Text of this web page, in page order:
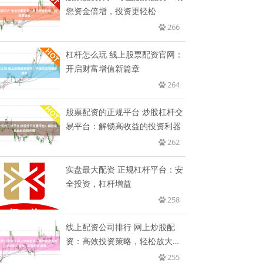
您资金倍增，投资更轻松
266
杠杆怎么玩 线上股票配资官网：
开启财富增值新篇章
264
股票配资的正规平台 炒股杠杆交
易平台：解锁高收益的投资利器
262
实盘最大配资 正规杠杆平台：安
全投资，杠杆增益
258
线上配资公司排行 网上炒股配
资：高效投资策略，轻松放大资
255